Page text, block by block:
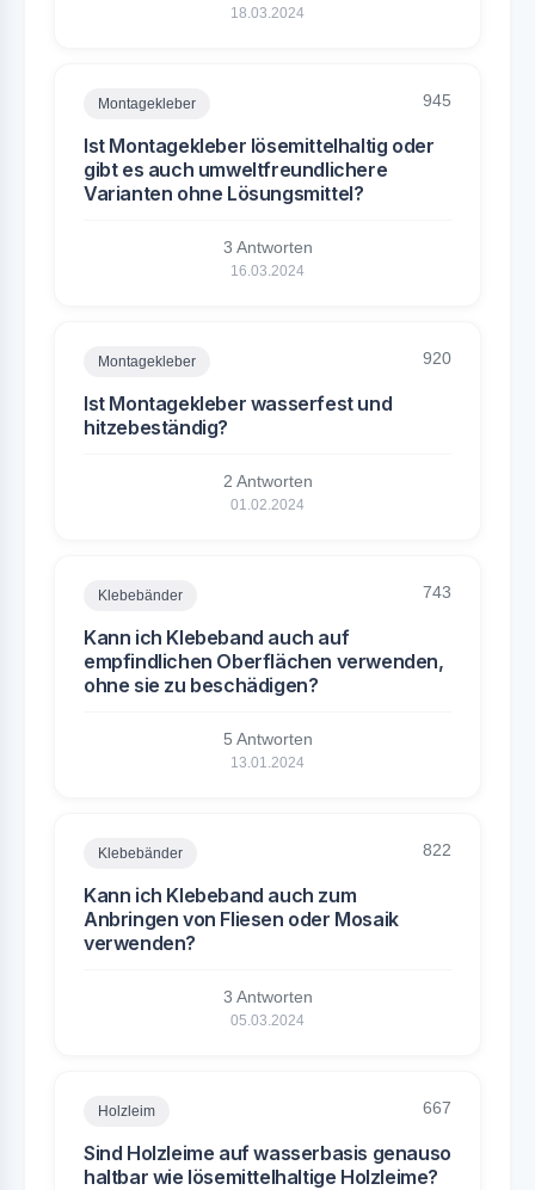
18.03.2024
Montagekleber 945
Ist Montagekleber lösemittelhaltig oder
gibt es auch umweltfreundlichere
Varianten ohne Lösungsmittel?
3 Antworten
16.03.2024
Montagekleber 920
Ist Montagekleber wasserfest und
hitzebeständig?
2 Antworten
01.02.2024
Klebebänder 743
Kann ich Klebeband auch auf
empfindlichen Oberflächen verwenden,
ohne sie zu beschädigen?
5 Antworten
13.01.2024
Klebebänder 822
Kann ich Klebeband auch zum
Anbringen von Fliesen oder Mosaik
verwenden?
3 Antworten
05.03.2024
Holzleim 667
Sind Holzleime auf wasserbasis genauso
haltbar wie lösemittelhaltige Holzleime?